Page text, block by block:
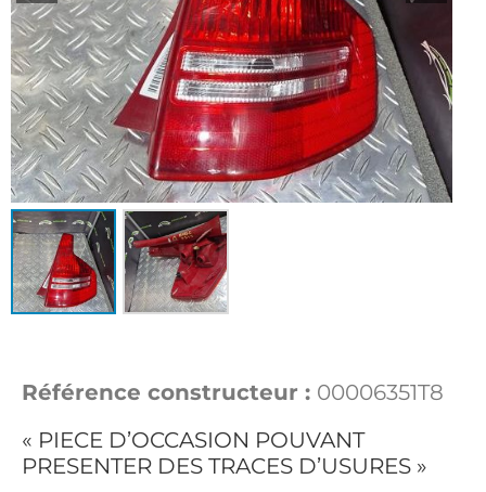
Référence constructeur : 00006351T8
« PIECE D’OCCASION POUVANT
PRESENTER DES TRACES D’USURES »